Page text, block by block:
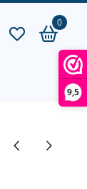
9,5
0